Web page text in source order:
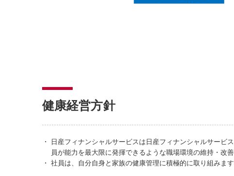
健康経営方針
日産フィナンシャルサービスは日産フィナンシャルサービ
員が能力を最大限に発揮できるような職場環境の維持・改
社員は、自分自身と家族の健康管理に積極的に取り組みます